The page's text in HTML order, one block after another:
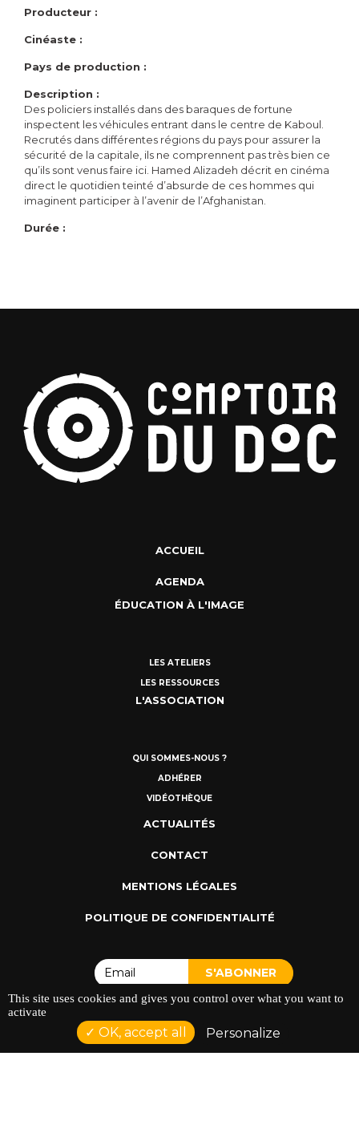
Producteur :
Cinéaste :
Pays de production :
Description :
Des policiers installés dans des baraques de fortune
inspectent les véhicules entrant dans le centre de Kaboul.
Recrutés dans différentes régions du pays pour assurer la
sécurité de la capitale, ils ne comprennent pas très bien ce
qu’ils sont venus faire ici. Hamed Alizadeh décrit en cinéma
direct le quotidien teinté d’absurde de ces hommes qui
imaginent participer à l’avenir de l’Afghanistan.
Durée :
ACCUEIL
AGENDA
ÉDUCATION À L'IMAGE
LES ATELIERS
LES RESSOURCES
L'ASSOCIATION
QUI SOMMES-NOUS ?
ADHÉRER
VIDÉOTHÈQUE
ACTUALITÉS
CONTACT
MENTIONS LÉGALES
POLITIQUE DE CONFIDENTIALITÉ
ADRESSE : 128 AVENUE DU SERGENT MAGINOT 35000
RENNES
This site uses cookies and gives you control over what you want to
activate
OK, accept all Personalize